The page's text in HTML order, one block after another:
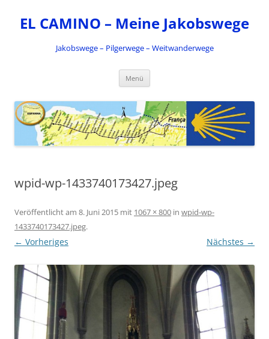
springen
EL CAMINO – Meine Jakobswege
Jakobswege – Pilgerwege – Weitwanderwege
Menü
wpid-wp-1433740173427.jpeg
Veröffentlicht am 8. Juni 2015 mit 1067 × 800 in wpid-wp-
1433740173427.jpeg.
← Vorheriges Nächstes →